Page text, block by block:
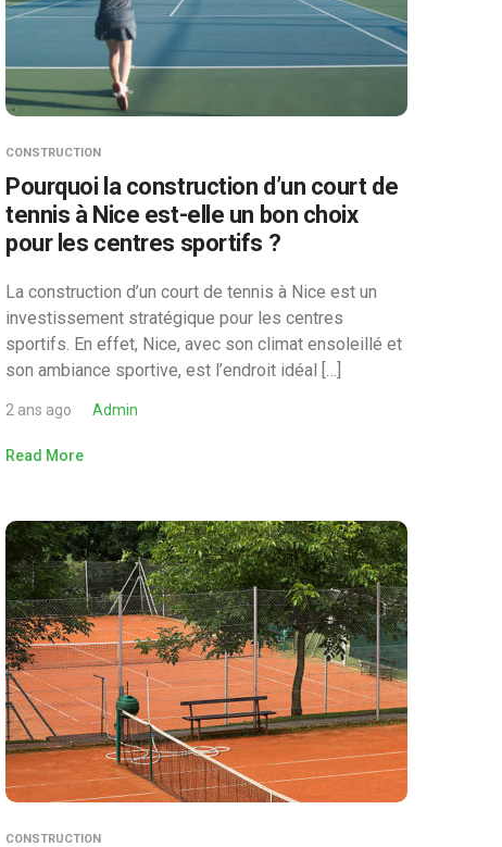
CONSTRUCTION
Pourquoi la construction d’un court de
tennis à Nice est-elle un bon choix
pour les centres sportifs ?
La construction d’un court de tennis à Nice est un
investissement stratégique pour les centres
sportifs. En effet, Nice, avec son climat ensoleillé et
son ambiance sportive, est l’endroit idéal […]
2 ans ago Admin
Read More
CONSTRUCTION